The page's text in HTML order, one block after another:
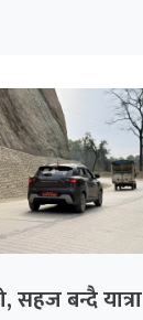
सहज बन्दै यात्रा